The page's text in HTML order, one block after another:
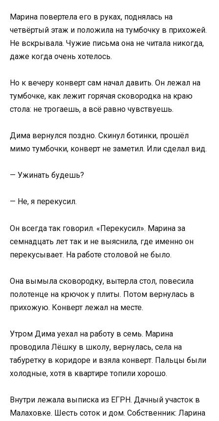
Марина повертела его в руках, поднялась на
четвёртый этаж и положила на тумбочку в прихожей.
Не вскрывала. Чужие письма она не читала никогда,
даже когда очень хотелось.
Но к вечеру конверт сам начал давить. Он лежал на
тумбочке, как лежит горячая сковородка на краю
стола: не трогаешь, а всё равно чувствуешь.
Дима вернулся поздно. Скинул ботинки, прошёл
мимо тумбочки, конверт не заметил. Или сделал вид.
— Ужинать будешь?
— Не, я перекусил.
Он всегда так говорил. «Перекусил». Марина за
семнадцать лет так и не выяснила, где именно он
перекусывает. На работе столовой не было.
Она вымыла сковородку, вытерла стол, повесила
полотенце на крючок у плиты. Потом вернулась в
прихожую. Конверт лежал на месте.
Утром Дима уехал на работу в семь. Марина
проводила Лёшку в школу, вернулась, села на
табуретку в коридоре и взяла конверт. Пальцы были
холодные, хотя в квартире топили хорошо.
Внутри лежала выписка из ЕГРН. Дачный участок в
Малаховке. Шесть соток и дом. Собственник: Ларина